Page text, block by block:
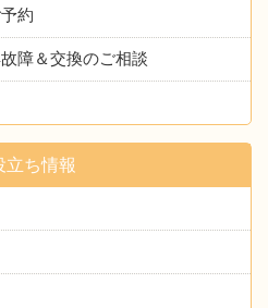
約
障＆交換のご相談
立ち情報